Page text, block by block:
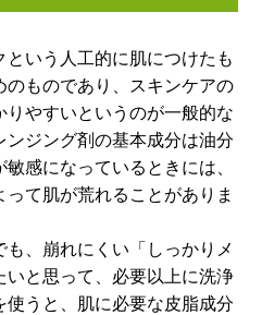
いう人工的に肌につけたも
のものであり、スキンケアの
やすいというのが一般的な
ジング剤の基本成分は油分
感になっているときには、
て肌が荒れることがありま
、崩れにくい「しっかりメ
いと思って、必要以上に洗浄
うと、肌に必要な皮脂成分